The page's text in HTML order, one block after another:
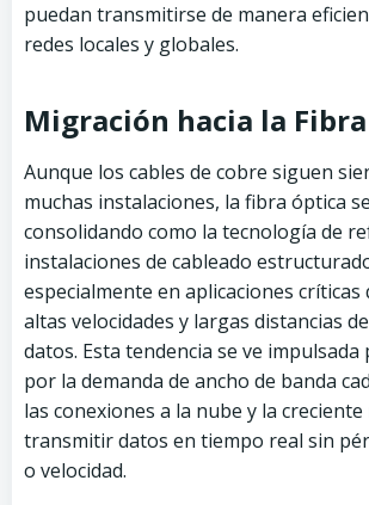
puedan transmitirse de manera
redes locales y globales.
Migración hacia la
Aunque los cables de cobre siguen
muchas instalaciones, la fibra óptica
consolidando como la tecnología de
instalaciones de cableado
especialmente en aplicaciones
altas velocidades y largas distancias
datos. Esta tendencia se ve
por la demanda de ancho de banda
las conexiones a la nube y la creciente
transmitir datos en tiempo real sin
o velocidad.